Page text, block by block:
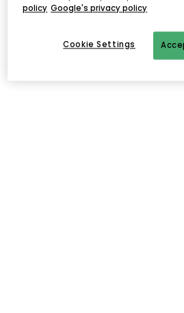
policy Google's privacy policy
Cookie Settings